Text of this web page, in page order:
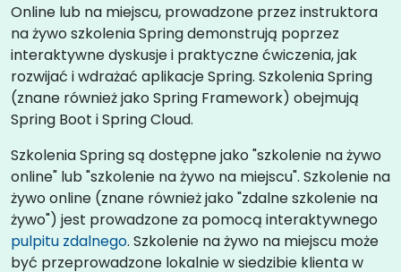
Online lub na miejscu, prowadzone przez instruktora
na żywo szkolenia Spring demonstrują poprzez
interaktywne dyskusje i praktyczne ćwiczenia, jak
rozwijać i wdrażać aplikacje Spring. Szkolenia Spring
(znane również jako Spring Framework) obejmują
Spring Boot i Spring Cloud.
Szkolenia Spring są dostępne jako "szkolenie na żywo
online" lub "szkolenie na żywo na miejscu". Szkolenie na
żywo online (znane również jako "zdalne szkolenie na
żywo") jest prowadzone za pomocą interaktywnego
pulpitu zdalnego. Szkolenie na żywo na miejscu może
być przeprowadzone lokalnie w siedzibie klienta w